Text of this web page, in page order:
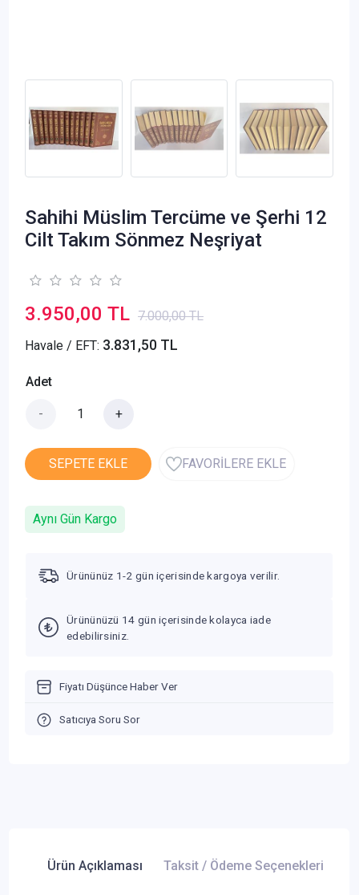
Sahihi Müslim Tercüme ve Şerhi 12
Cilt Takım Sönmez Neşriyat
3.950,00 TL 7.000,00 TL
Havale / EFT: 3.831,50 TL
Adet
- +
SEPETE EKLE FAVORİLERE EKLE
Aynı Gün Kargo
Ürününüz 1-2 gün içerisinde kargoya verilir.
Ürününüzü 14 gün içerisinde kolayca iade
edebilirsiniz.
Fiyatı Düşünce Haber Ver
Satıcıya Soru Sor
Ürün Açıklaması Taksit / Ödeme Seçenekleri